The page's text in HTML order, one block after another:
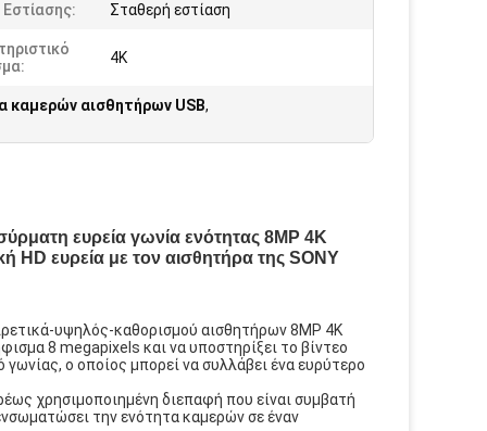
Σταθερή εστίαση
4K
καμερών αισθητήρων USB,
ευρεία γωνία ενότητας 8MP 4K
HD ευρεία με τον αισθητήρα της SONY
υψηλός-καθορισμού αισθητήρων 8MP 4K
8 megapixels και να υποστηρίξει το βίντεο
ο οποίος μπορεί να συλλάβει ένα ευρύτερο
χρησιμοποιημένη διεπαφή που είναι συμβατή
την ενότητα καμερών σε έναν